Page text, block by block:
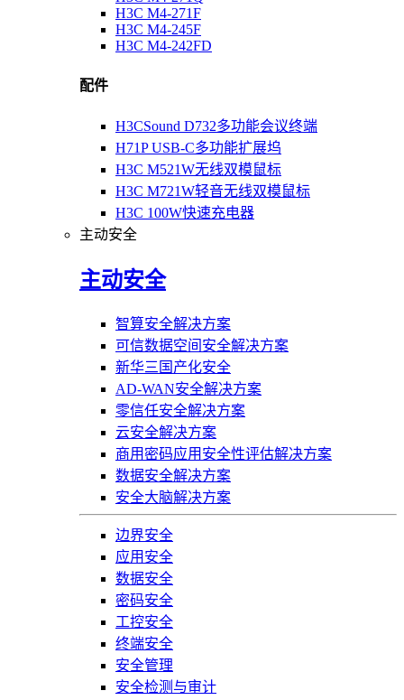
H3C M4-271F
H3C M4-245F
H3C M4-242FD
配件
H3CSound D732多功能会议终端
H71P USB-C多功能扩展坞
H3C M521W无线双模鼠标
H3C M721W轻音无线双模鼠标
H3C 100W快速充电器
主动安全
主动安全
智算安全解决方案
可信数据空间安全解决方案
新华三国产化安全
AD-WAN安全解决方案
零信任安全解决方案
云安全解决方案
商用密码应用安全性评估解决方案
数据安全解决方案
安全大脑解决方案
边界安全
应用安全
数据安全
密码安全
工控安全
终端安全
安全管理
安全检测与审计